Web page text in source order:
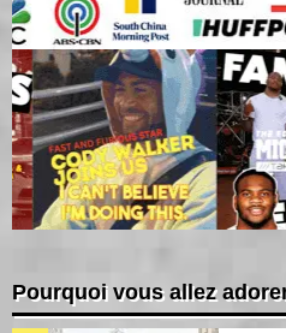
Pourquoi vous allez